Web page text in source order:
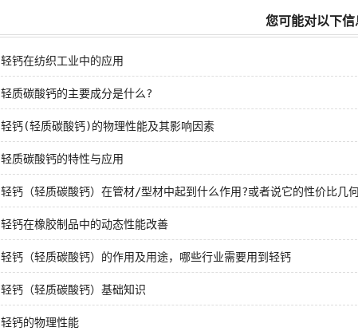
您可能对以下信
轻钙在纺织工业中的应用
轻质碳酸钙的主要成分是什么?
轻钙(轻质碳酸钙)的物理性能及其影响因素
轻质碳酸钙的特性与应用
轻钙（轻质碳酸钙）在管材/型材中起到什么作用?或者说它的性价比几
轻钙在橡胶制品中的动态性能改善
轻钙（轻质碳酸钙）的作用及用途，哪些行业需要用到轻钙
轻钙（轻质碳酸钙）基础知识
轻钙的物理性能